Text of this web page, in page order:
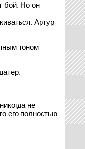
бой. Но он
Артур
тоном
не
его полностью